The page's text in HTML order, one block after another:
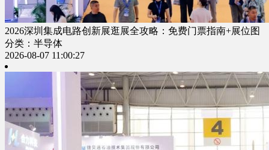
2026深圳集成电路创新展逛展全攻略：免费门票指南+展位图
分类：半导体
2026-08-07 11:00:27